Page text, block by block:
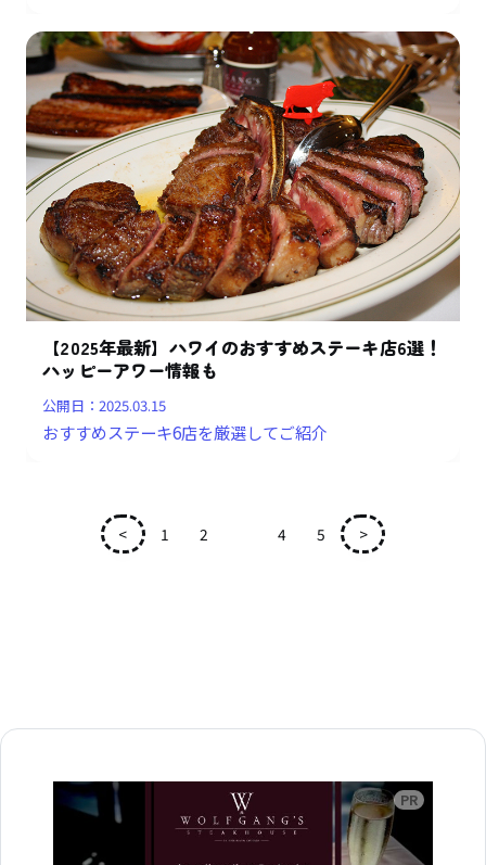
【2025年最新】ハワイのおすすめステーキ店6選！
ハッピーアワー情報も
公開日：2025.03.15
おすすめステーキ6店を厳選してご紹介
< 1 2 4 5 >
広告